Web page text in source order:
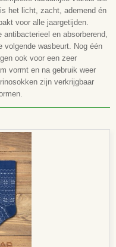
het licht, zacht, ademend én
voor alle jaargetijden.
en absorberend,
volgende wasbeurt. Nog één
ook voor een zeer
vormt en na gebruik weer
zijn verkrijgbaar